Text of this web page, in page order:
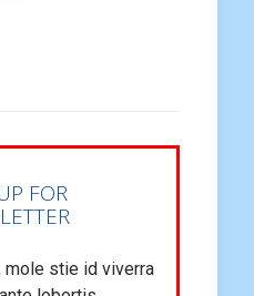
FOR
mole stie id viverra